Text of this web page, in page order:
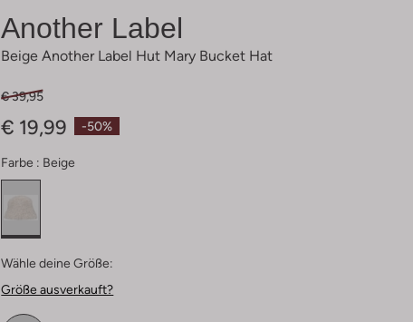
Another Label
Beige Another Label Hut Mary Bucket Hat
-50%
€ 39,95
€ 19,99
Farbe : Beige
Wähle deine Größe:
Größe ausverkauft?